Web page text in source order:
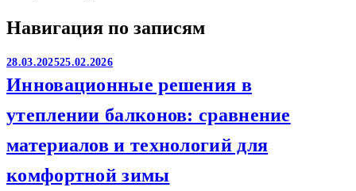
Навигация по записям
28.03.202525.02.2026
Инновационные решения в
утеплении балконов: сравнение
материалов и технологий для
комфортной зимы